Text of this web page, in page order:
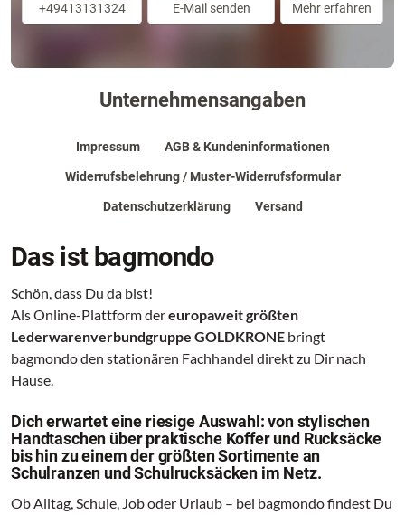
+49413131324
E-Mail senden
Mehr erfahren
Unternehmensangaben
Impressum AGB & Kundeninformationen
Widerrufsbelehrung / Muster-Widerrufsformular
Datenschutzerklärung Versand
Das ist bagmondo
Schön, dass Du da bist!
Als Online-Plattform dereuropaweit größten
Lederwarenverbundgruppe GOLDKRONE bringt
bagmondo den stationären Fachhandel direkt zu Dir nach
Hause.
Dich erwartet eine riesige Auswahl: von stylischen
Handtaschen über praktische Koffer und Rucksäcke
bis hin zu einem der größten Sortimente an
Schulranzen und Schulrucksäcken im Netz.
Ob Alltag, Schule, Job oder Urlaub – bei bagmondo findest Du